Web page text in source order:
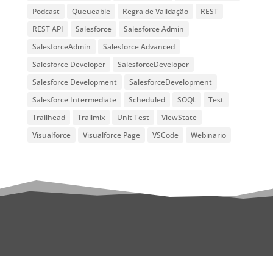
Podcast
Queueable Regra de Validação
REST
REST API
Salesforce
Salesforce Admin
SalesforceAdmin
Salesforce Advanced
Salesforce Developer
SalesforceDeveloper
Salesforce Development
SalesforceDevelopment
Salesforce Intermediate
Scheduled SOQL
Test
Trailhead
Trailmix Unit Test
ViewState
Visualforce
Visualforce Page VSCode Webinario